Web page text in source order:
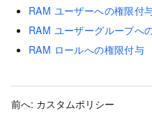
RAM ユーザーへの権限付
RAM ユーザーグループへ
RAM ロールへの権限付与
前へ: カスタムポリシー